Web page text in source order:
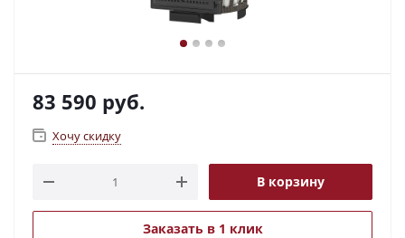
83 590 руб.
Хочу скидку
В корзину
Заказать в 1 клик